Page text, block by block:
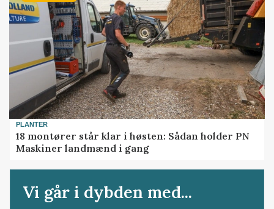
PLANTER
18 montører står klar i høsten: Sådan holder PN
Maskiner landmænd i gang
Vi går i dybden med...